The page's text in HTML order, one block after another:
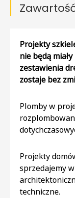
Projekty
nie będą
zestawienia
zostaje bez
Plomby w
Projekty
sprzedajemy
techniczne.